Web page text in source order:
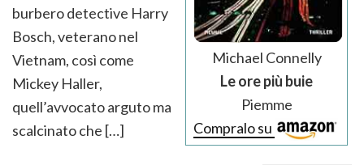
Michael Connelly
Le ore più buie
Piemme
Compralo su
burbero detective Harry
Bosch, veterano nel
Vietnam, così come
Mickey Haller,
quell’avvocato arguto ma
scalcinato che […]